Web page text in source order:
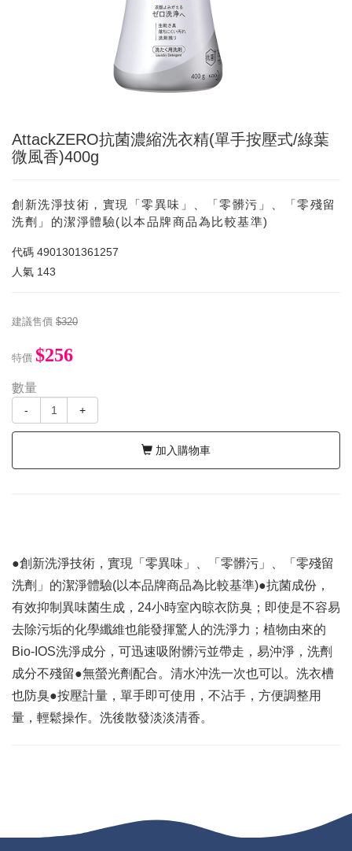
AttackZERO抗菌濃縮洗衣精(單手按壓式/綠葉
微風香)400g
創新洗淨技術，實現「零異味」、「零髒污」、「零殘留
洗劑」的潔淨體驗(以本品牌商品為比較基準)
代碼 4901301361257
人氣 143
建議售價 $320
特價 $256
數量
- +
加入購物車
●創新洗淨技術，實現「零異味」、「零髒污」、「零殘留
洗劑」的潔淨體驗(以本品牌商品為比較基準)●抗菌成份，
有效抑制異味菌生成，24小時室內晾衣防臭；即使是不容易
去除污垢的化學纖維也能發揮驚人的洗淨力；植物由來的
Bio-IOS洗淨成分，可迅速吸附髒污並帶走，易沖淨，洗劑
成分不殘留●無螢光劑配合。清水沖洗一次也可以。洗衣槽
也防臭●按壓計量，單手即可使用，不沾手，方便調整用
量，輕鬆操作。洗後散發淡淡清香。